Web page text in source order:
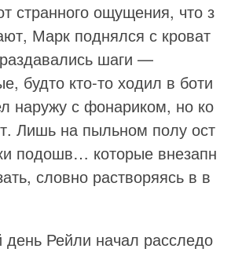
странного ощущения, что з
Марк поднялся с кроват
шаги —
будто кто‑то ходил в боти
наружу с фонариком, но ко
Лишь на пыльном полу ост
подошв… которые внезапн
словно растворяясь в в
Рейли начал расследо